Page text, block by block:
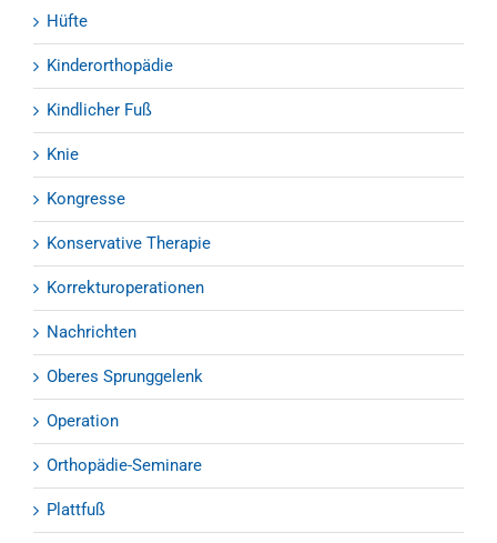
Hüfte
Kinderorthopädie
Kindlicher Fuß
Knie
Kongresse
Konservative Therapie
Korrekturoperationen
Nachrichten
Oberes Sprunggelenk
Operation
Orthopädie-Seminare
Plattfuß